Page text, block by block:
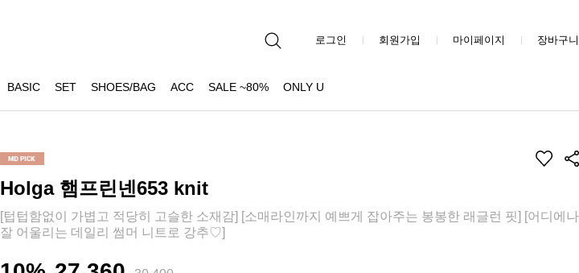
로그인 회원가입 마이페이지 장바구니
BASIC SET SHOES/BAG ACC SALE ~80% ONLY U
Holga 햄프린넨653 knit
[텁텁함없이 가볍고 적당히 고슬한 소재감] [소매라인까지 예쁘게 잡아주는 봉봉한 래글런 핏] [어디에나
잘 어울리는 데일리 썸머 니트로 강추♡]